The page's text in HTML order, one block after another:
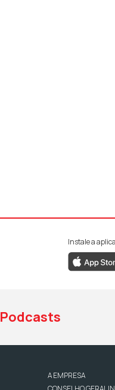
da RTP
da
YouTube da
Instale a
Podcasts
A EMPRESA